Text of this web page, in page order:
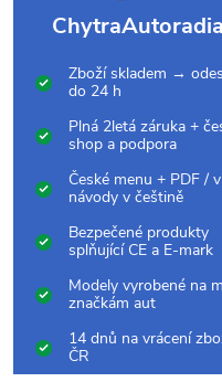
Zboží skladem →
do 24 h
Plná 2letá záruka +
shop a podpora
České menu + PDF /
návody v češtině
Bezpečené produkty
splňující CE a E-mark
Modely vyrobené na
značkám aut
14 dnů na vrácení
ČR